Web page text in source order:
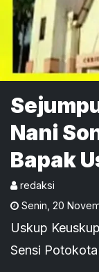
Nani
Bapak
redaksi
Senin 20
Uskup
Sensi